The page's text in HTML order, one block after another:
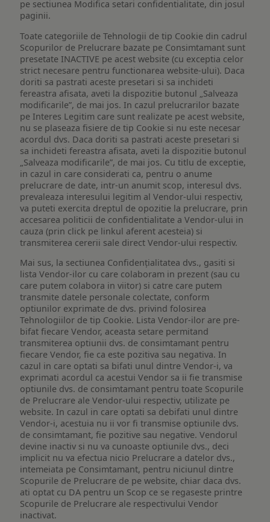
pe sectiunea Modifica setari confidentialitate, din josul
paginii.
Toate categoriile de Tehnologii de tip Cookie din cadrul
Scopurilor de Prelucrare bazate pe Consimtamant sunt
presetate INACTIVE pe acest website (cu exceptia celor
strict necesare pentru functionarea website-ului). Daca
doriti sa pastrati aceste presetari si sa inchideti
fereastra afisata, aveti la dispozitie butonul „Salveaza
modificarile”, de mai jos. In cazul prelucrarilor bazate
pe Interes Legitim care sunt realizate pe acest website,
nu se plaseaza fisiere de tip Cookie si nu este necesar
acordul dvs. Daca doriti sa pastrati aceste presetari si
sa inchideti fereastra afisata, aveti la dispozitie butonul
„Salveaza modificarile”, de mai jos. Cu titlu de exceptie,
in cazul in care considerati ca, pentru o anume
prelucrare de date, intr-un anumit scop, interesul dvs.
prevaleaza interesului legitim al Vendor-ului respectiv,
va puteti exercita dreptul de opozitie la prelucrare, prin
accesarea politicii de confidentialitate a Vendor-ului in
cauza (prin click pe linkul aferent acesteia) si
transmiterea cererii sale direct Vendor-ului respectiv.
Mai sus, la sectiunea Confidențialitatea dvs., gasiti si
lista Vendor-ilor cu care colaboram in prezent (sau cu
care putem colabora in viitor) si catre care putem
transmite datele personale colectate, conform
optiunilor exprimate de dvs. privind folosirea
Tehnologiilor de tip Cookie. Lista Vendor-ilor are pre-
bifat fiecare Vendor, aceasta setare permitand
transmiterea optiunii dvs. de consimtamant pentru
fiecare Vendor, fie ca este pozitiva sau negativa. In
cazul in care optati sa bifati unul dintre Vendor-i, va
exprimati acordul ca acestui Vendor sa ii fie transmise
optiunile dvs. de consimtamant pentru toate Scopurile
de Prelucrare ale Vendor-ului respectiv, utilizate pe
website. In cazul in care optati sa debifati unul dintre
Vendor-i, acestuia nu ii vor fi transmise optiunile dvs.
de consimtamant, fie pozitive sau negative. Vendorul
devine inactiv si nu va cunoaste optiunile dvs., deci
implicit nu va efectua nicio Prelucrare a datelor dvs.,
intemeiata pe Consimtamant, pentru niciunul dintre
Scopurile de Prelucrare de pe website, chiar daca dvs.
ati optat cu DA pentru un Scop ce se regaseste printre
Scopurile de Prelucrare ale respectivului Vendor
inactivat.